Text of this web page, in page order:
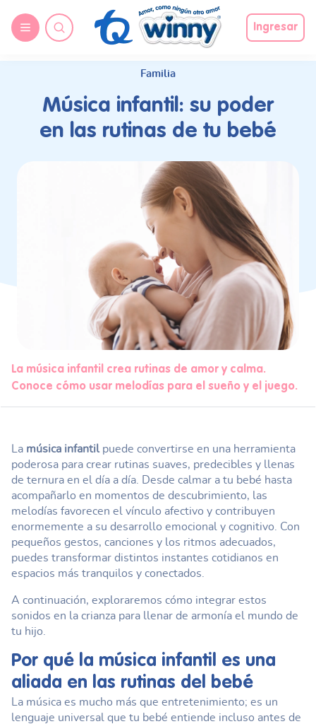
Ingresar
Familia
Música infantil: su poder
en las rutinas de tu bebé
La música infantil crea rutinas de amor y calma.
Conoce cómo usar melodías para el sueño y el juego.
La música infantil puede convertirse en una herramienta
poderosa para crear rutinas suaves, predecibles y llenas
de ternura en el día a día. Desde calmar a tu bebé hasta
acompañarlo en momentos de descubrimiento, las
melodías favorecen el vínculo afectivo y contribuyen
enormemente a su desarrollo emocional y cognitivo. Con
pequeños gestos, canciones y los ritmos adecuados,
puedes transformar distintos instantes cotidianos en
espacios más tranquilos y conectados.
A continuación, exploraremos cómo integrar estos
sonidos en la crianza para llenar de armonía el mundo de
tu hijo.
Por qué la música infantil es una
aliada en las rutinas del bebé
La música es mucho más que entretenimiento; es un
lenguaje universal que tu bebé entiende incluso antes de